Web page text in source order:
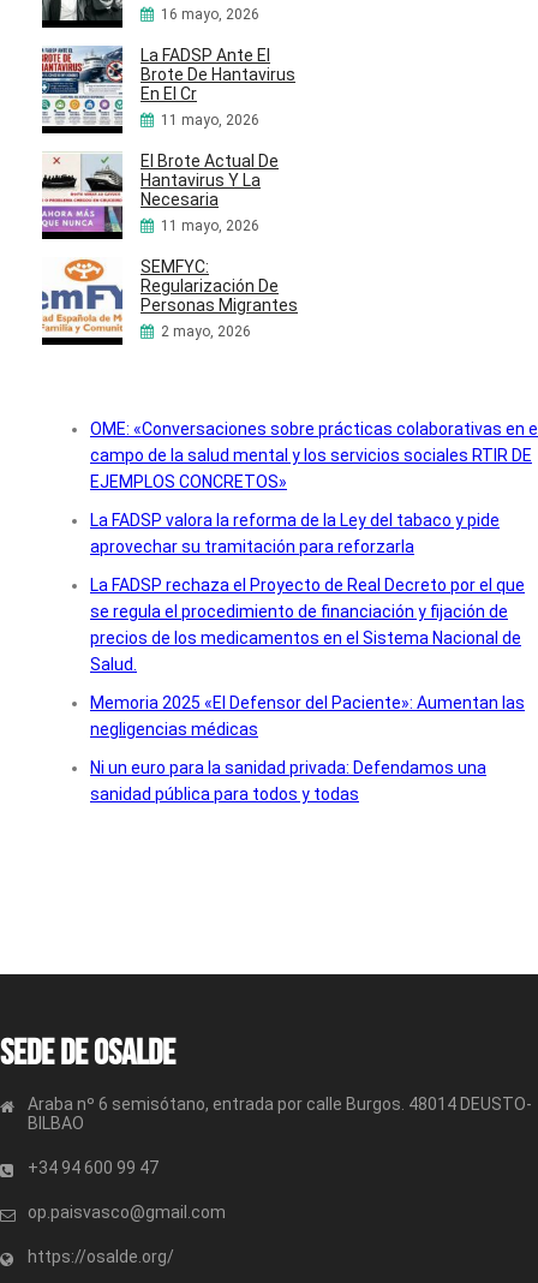
16 mayo, 2026
La FADSP Ante El
Brote De Hantavirus
En El Cr
11 mayo, 2026
El Brote Actual De
Hantavirus Y La
Necesaria
11 mayo, 2026
SEMFYC:
Regularización De
Personas Migrantes
2 mayo, 2026
OME: «Conversaciones sobre prácticas colaborativas en
campo de la salud mental y los servicios sociales RTIR DE
EJEMPLOS CONCRETOS»
La FADSP valora la reforma de la Ley del tabaco y pide
aprovechar su tramitación para reforzarla
La FADSP rechaza el Proyecto de Real Decreto por el que
se regula el procedimiento de financiación y fijación de
precios de los medicamentos en el Sistema Nacional de
Salud.
Memoria 2025 «El Defensor del Paciente»: Aumentan las
negligencias médicas
Ni un euro para la sanidad privada: Defendamos una
sanidad pública para todos y todas
Sede de OSALDE
Araba nº 6 semisótano, entrada por calle Burgos. 48014 DEUSTO-
BILBAO
+34 94 600 99 47
op.paisvasco@gmail.com
https://osalde.org/